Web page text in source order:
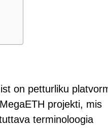
on petturliku
projekti, mis
terminoloogia